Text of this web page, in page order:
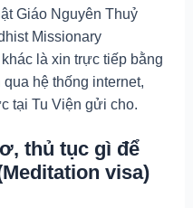
Giáo Nguyên Thuỷ
Missionary
là xin trực tiếp bằng
hệ thống internet,
tại Tu Viện gửi cho.
thủ tục gì để
visa)